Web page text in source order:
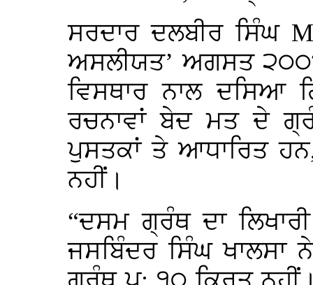
ਸਰਦਾਰ ਦਲਬੀਰ ਸਿੰਘ
ਅਸਲੀਯਤ’ ਅਗਸਤ
ਵਿਸਥਾਰ ਨਾਲ
ਰਚਨਾਵਾਂ ਬੇਦ ਮਤ ਦੇ
ਪੁਸਤਕਾਂ ਤੇ ਆਧਾਰਿਤ
ਨਹੀਂ।
“ਦਸਮ ਗ੍ਰੰਥ ਦਾ
ਜਸਬਿੰਦਰ ਸਿੰਘ ਖਾਲਸਾ